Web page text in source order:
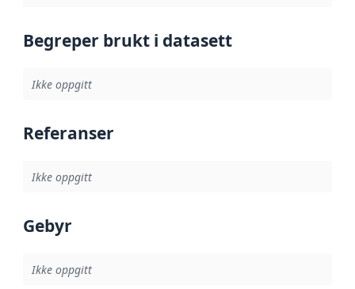
Begreper brukt i datasett
Ikke oppgitt
Referanser
Ikke oppgitt
Gebyr
Ikke oppgitt